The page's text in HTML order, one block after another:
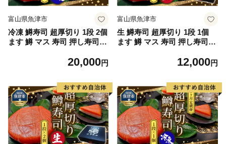
富山県魚津市
冷凍 鱒寿司 超厚切り 1段 2個
ます 鱒 マス 寿司 押し寿司
20,000円
富山県魚津市
生 鱒寿司 超厚切り 1段 1個
ます 鱒 マス 寿司 押し寿司
12,000円